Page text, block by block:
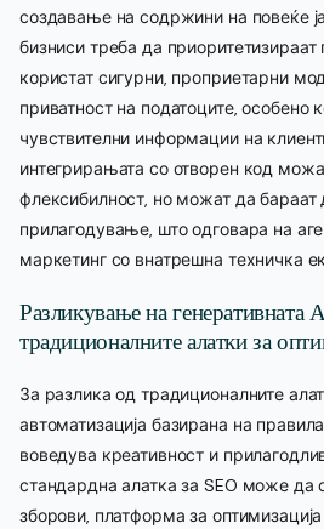
создавање на содржини на повеќе
бизниси треба да
користат сигурни, проприетарни
приватност на податоците, особено
чувствителни информации на
интегрирањата со отворен код
флексибилност, но можат да бараат
прилагодување, што одговара на
маркетинг со внатрешна техничка
Разликување на генеративната
традиционалните алатки за
За разлика од традиционалните
автоматизација базирана на
воведува креативност и
стандардна алатка за SEO може да
зборови, платформа за